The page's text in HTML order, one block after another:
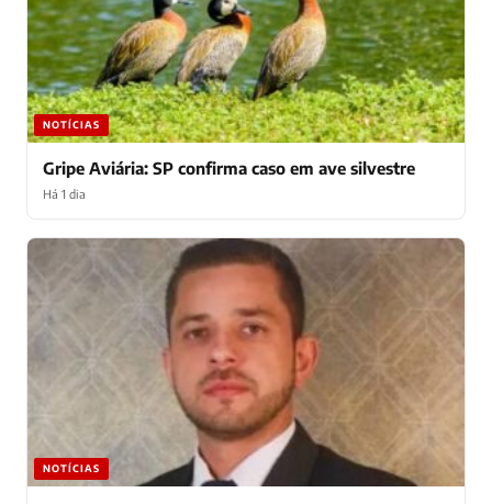
NOTÍCIAS
Gripe Aviária: SP confirma caso em ave silvestre
Há 1 dia
NOTÍCIAS